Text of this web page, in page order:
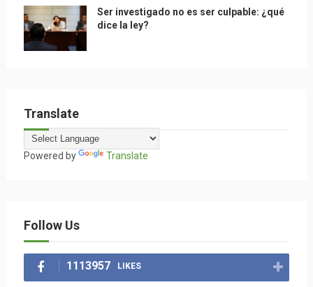
Ser investigado no es ser culpable: ¿qué
dice la ley?
Translate
Powered by Translate
Follow Us
1113957 LIKES